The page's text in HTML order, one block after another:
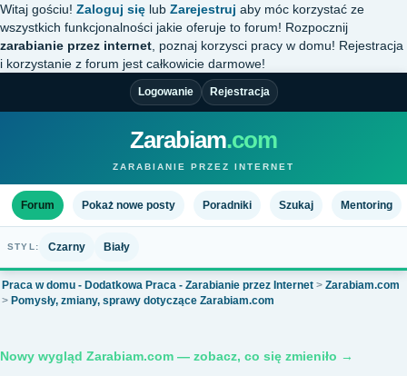
Witaj gościu! Zaloguj się lub Zarejestruj aby móc korzystać ze
wszystkich funkcjonalności jakie oferuje to forum! Rozpocznij
zarabianie przez internet , poznaj korzysci pracy w domu! Rejestracja
i korzystanie z forum jest całkowicie darmowe!
Logowanie Rejestracja
Zarabiam.com
ZARABIANIE PRZEZ INTERNET
Forum Pokaż nowe posty Poradniki Szukaj Mentoring
STYL: Czarny Biały
Praca w domu - Dodatkowa Praca - Zarabianie przez Internet > Zarabiam.com
> Pomysły, zmiany, sprawy dotyczące Zarabiam.com
Nowy wygląd Zarabiam.com — zobacz, co się zmieniło →